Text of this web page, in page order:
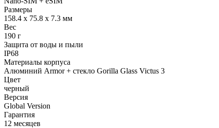
Размеры
158.4 x 75.8 x 7.3 мм
Вес
190 г
Защита от воды и пыли
IP68
Материалы корпуса
Алюминий Armor + стекло Gorilla Glass Victus 3
Цвет
черный
Версия
Global Version
Гарантия
12 месяцев